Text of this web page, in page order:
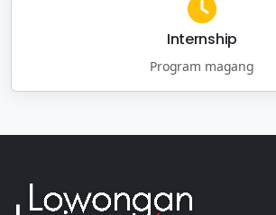
Internship
Program magang